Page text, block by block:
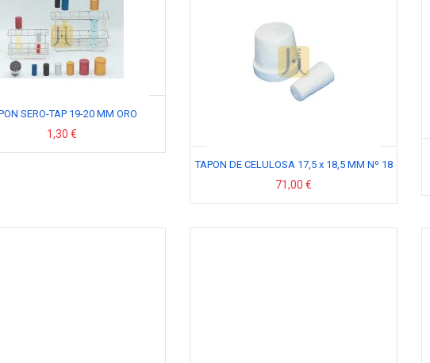
SERO-TAP 19-20 MM ORO
1,30 €
TAPON DE CELULOSA 17,5 x 18,5 MM Nº 18
71,00 €